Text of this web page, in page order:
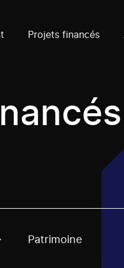
Projets financés
by topic, stream or
Patrimoine